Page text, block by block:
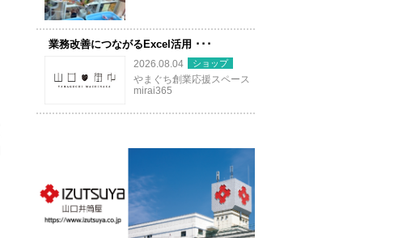
業務改善につながるExcel活用 ･･･
2026.08.04
ショップ
やまぐち創業応援スペース
mirai365